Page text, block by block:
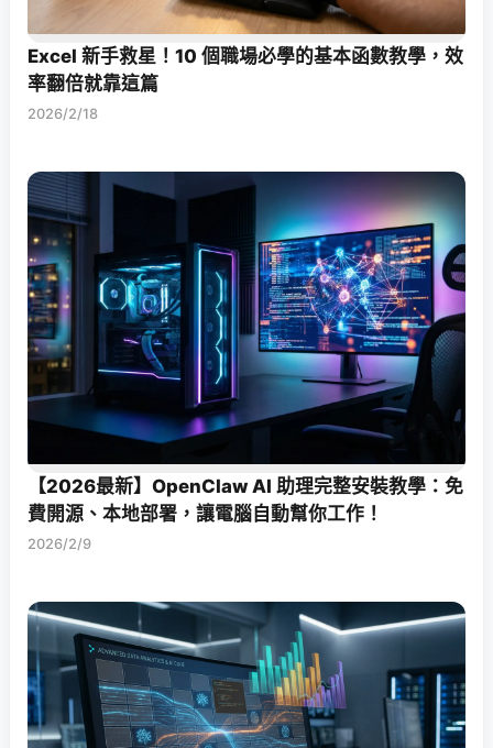
Excel 新手救星！10 個職場必學的基本函數教學，效
率翻倍就靠這篇
2026/2/18
【2026最新】OpenClaw AI 助理完整安裝教學：免
費開源、本地部署，讓電腦自動幫你工作！
2026/2/9